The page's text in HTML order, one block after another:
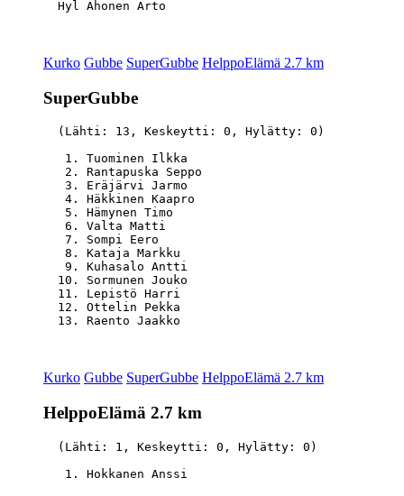
Kurko Gubbe SuperGubbe HelppoElämä 2.7 km
SuperGubbe
  (Lähti: 13, Keskeytti: 0, Hylätty: 0)
1. Tuominen Ilkka
2. Rantapuska Seppo
3. Eräjärvi Jarmo
4. Häkkinen Kaapro
5. Hämynen Timo
6. Valta Matti
7. Sompi Eero
8. Kataja Markku
9. Kuhasalo Antti
10. Sormunen Jouko
11. Lepistö Harri
12. Ottelin Pekka
Kurko Gubbe SuperGubbe HelppoElämä 2.7 km
HelppoElämä 2.7 km
  (Lähti: 1, Keskeytti: 0, Hylätty: 0)